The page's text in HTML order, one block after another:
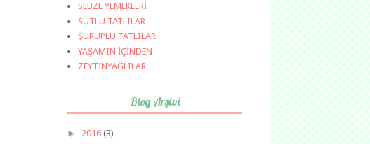
SEBZE YEMEKLERİ
SÜTLÜ TATLILAR
ŞURUPLU TATLILAR
YAŞAMIN İÇİNDEN
ZEYTİNYAĞLILAR
Blog Arşivi
► 2016 (3)